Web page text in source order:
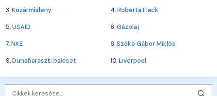
3.Kozármisleny 4.Roberta Flack
5.USAID 6.Gázolaj
7.NKE 8.Szőke Gábor Miklós
9.Dunaharaszti baleset 10.Liverpool